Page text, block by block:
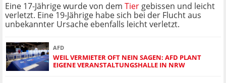
Eine 17-Jährige wurde von dem Tier gebissen und leicht
verletzt. Eine 19-Jährige habe sich bei der Flucht aus
unbekannter Ursache ebenfalls leicht verletzt.
AFD
WEIL VERMIETER OFT NEIN SAGEN: AFD PLANT
EIGENE VERANSTALTUNGSHALLE IN NRW